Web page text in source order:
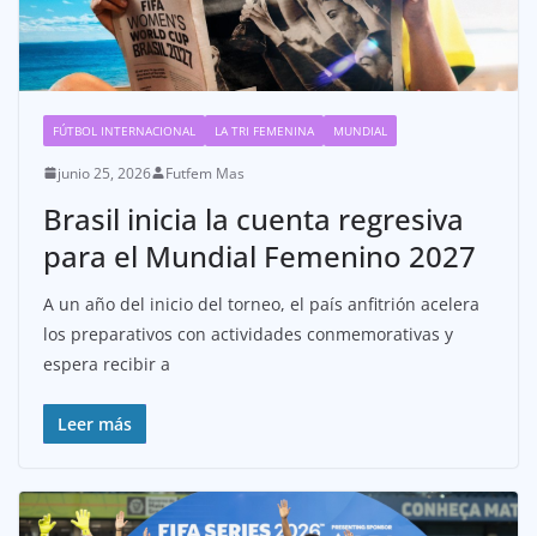
FÚTBOL INTERNACIONAL LA TRI FEMENINA MUNDIAL
junio 25, 2026 Futfem Mas
Brasil inicia la cuenta regresiva
para el Mundial Femenino 2027
A un año del inicio del torneo, el país anfitrión acelera
los preparativos con actividades conmemorativas y
espera recibir a
Leer más